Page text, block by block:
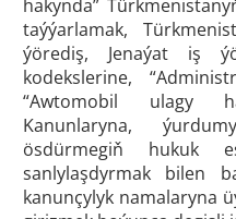
hakynda”
taýýarlamak,
ýörediş, Jenaýat iş
kodekslerine,
“Awtomobil ulagy
Kanunlaryna,
ösdürmegiň hukuk
sanlylaşdyrmak bilen
kanunçylyk namalaryna